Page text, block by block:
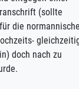
Helligkeit,
Sehr freundliche
Das Bild (ein
gut verpackt -
mit Plastikdeckeln